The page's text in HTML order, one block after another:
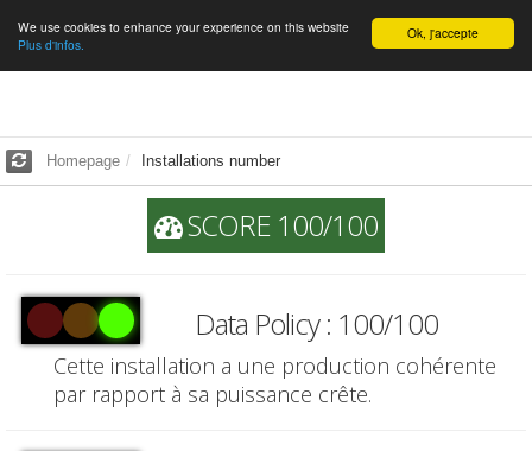
English Ok, j'accepte
We use cookies to enhance your experience on this website
Plus d'infos.
Homepage Installations number
SCORE 100/100
Data Policy : 100/100
Cette installation a une production cohérente
par rapport à sa puissance crête.